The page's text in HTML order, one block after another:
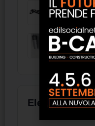
88 02
Mizar
Elenco aziende